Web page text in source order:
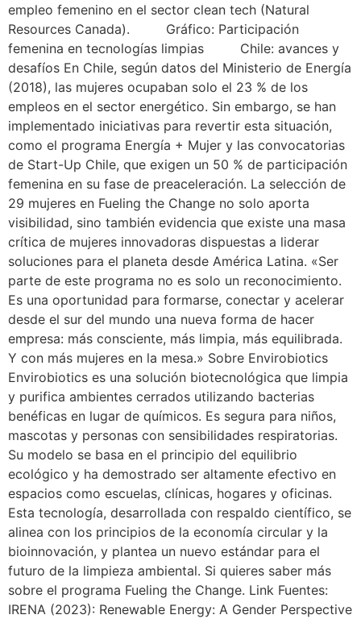
empleo femenino en el sector clean tech (Natural
Resources Canada). Gráfico: Participación
femenina en tecnologías limpias Chile: avances y
desafíos En Chile, según datos del Ministerio de Energía
(2018), las mujeres ocupaban solo el 23 % de los
empleos en el sector energético. Sin embargo, se han
implementado iniciativas para revertir esta situación,
como el programa Energía + Mujer y las convocatorias
de Start-Up Chile, que exigen un 50 % de participación
femenina en su fase de preaceleración. La selección de
29 mujeres en Fueling the Change no solo aporta
visibilidad, sino también evidencia que existe una masa
crítica de mujeres innovadoras dispuestas a liderar
soluciones para el planeta desde América Latina. «Ser
parte de este programa no es solo un reconocimiento.
Es una oportunidad para formarse, conectar y acelerar
desde el sur del mundo una nueva forma de hacer
empresa: más consciente, más limpia, más equilibrada.
Y con más mujeres en la mesa.» Sobre Envirobiotics
Envirobiotics es una solución biotecnológica que limpia
y purifica ambientes cerrados utilizando bacterias
benéficas en lugar de químicos. Es segura para niños,
mascotas y personas con sensibilidades respiratorias.
Su modelo se basa en el principio del equilibrio
ecológico y ha demostrado ser altamente efectivo en
espacios como escuelas, clínicas, hogares y oficinas.
Esta tecnología, desarrollada con respaldo científico, se
alinea con los principios de la economía circular y la
bioinnovación, y plantea un nuevo estándar para el
futuro de la limpieza ambiental. Si quieres saber más
sobre el programa Fueling the Change. Link Fuentes:
IRENA (2023): Renewable Energy: A Gender Perspective